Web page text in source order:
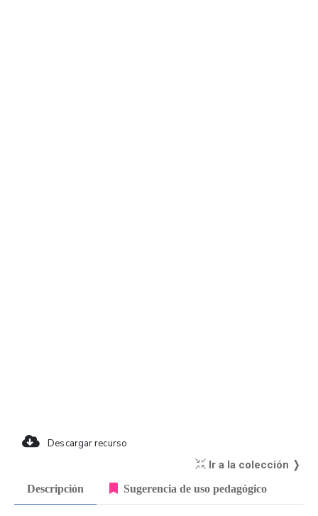
Descargar recurso
Ir a la colección ❭
Descripción Sugerencia de uso pedagógico